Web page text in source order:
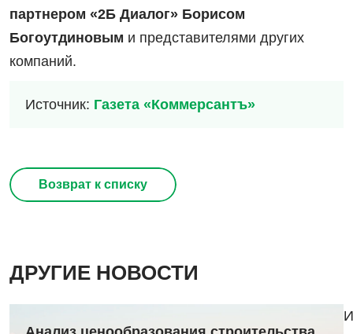
партнером «2Б Диалог» Борисом
Богоутдиновым и представителями других
компаний.
Источник: Газета «Коммерсантъ»
Возврат к списку
ДРУГИЕ НОВОСТИ